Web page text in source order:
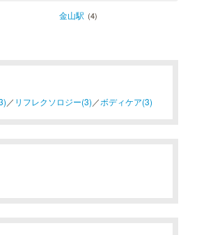
金山駅 (4)
／ リフレクソロジー(3) ／ボディケア(3)